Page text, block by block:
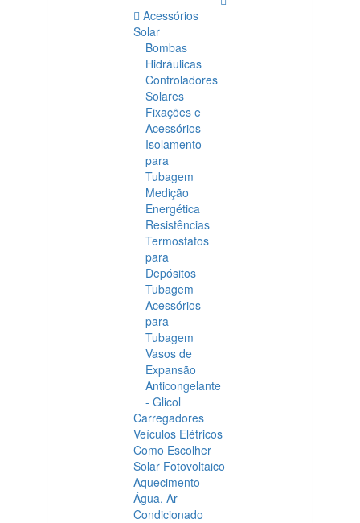
Acessórios
Solar
Bombas
Hidráulicas
Controladores
Solares
Fixações e
Acessórios
Isolamento
para
Tubagem
Medição
Energética
Resistências
Termostatos
para
Depósitos
Tubagem
Acessórios
para
Tubagem
Vasos de
Expansão
Anticongelante
- Glicol
Carregadores
Veículos Elétricos
Como Escolher
Solar Fotovoltaico
Aquecimento
Água, Ar
Condicionado